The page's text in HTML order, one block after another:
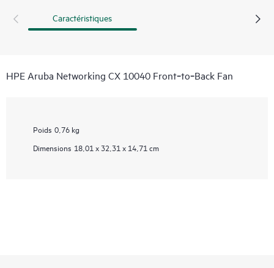
Caractéristiques
HPE Aruba Networking CX 10040 Front‑to‑Back Fan
Poids 0,76 kg
Dimensions 18,01 x 32,31 x 14,71 cm